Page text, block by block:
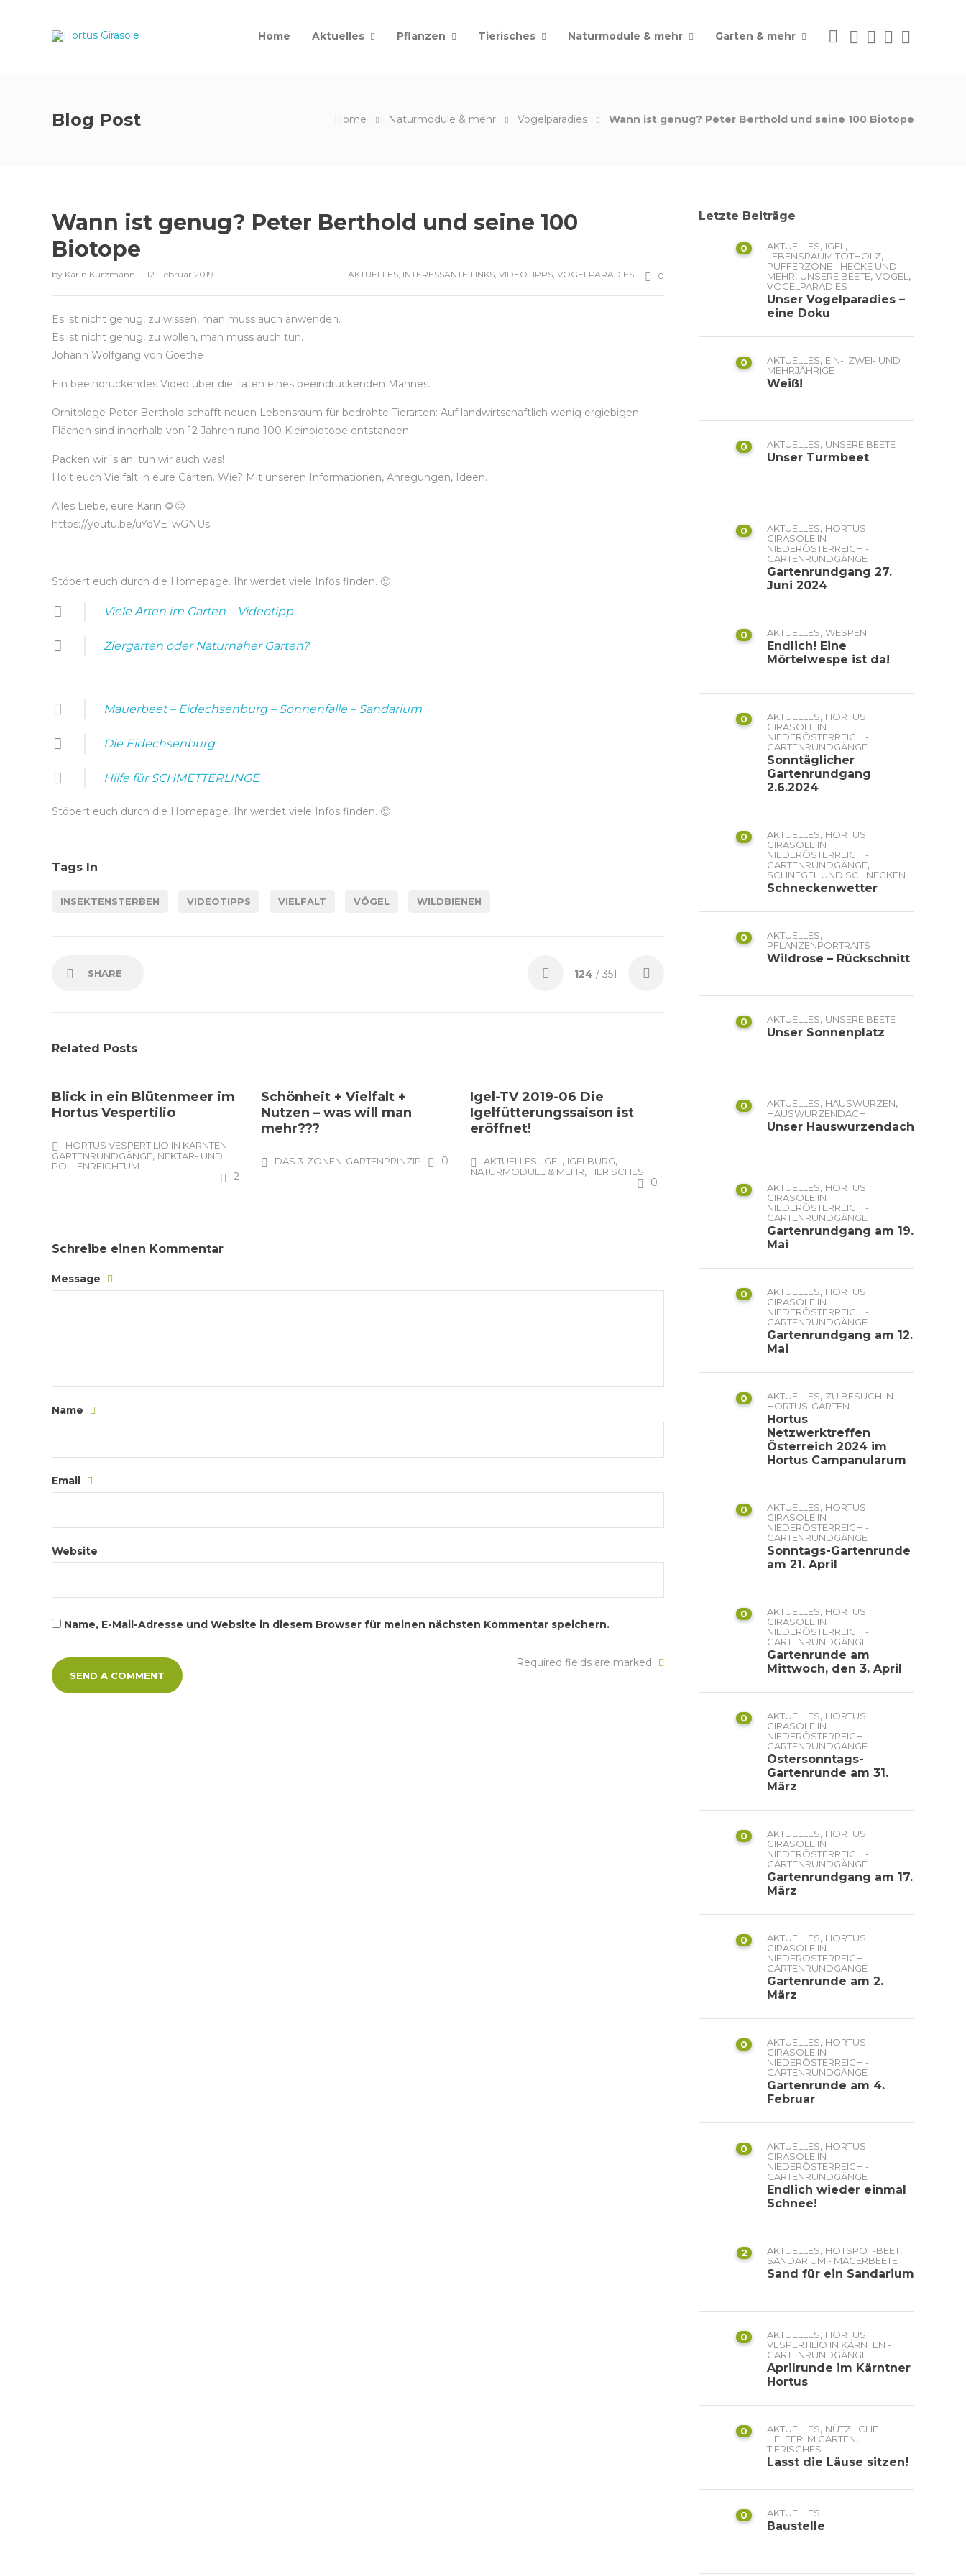
Home Aktuelles Pflanzen Tierisches Naturmodule & mehr Garten & mehr
Blog Post Home Naturmodule & mehr Vogelparadies Wann ist genug? Peter Berthold und seine 100 Biotope
Wann ist genug? Peter Berthold und seine 100
Biotope
by Karin Kurzmann 12. Februar 2019 AKTUELLES, INTERESSANTE LINKS, VIDEOTIPPS, VOGELPARADIES 0
Es ist nicht genug, zu wissen, man muss auch anwenden.
Es ist nicht genug, zu wollen, man muss auch tun.
Johann Wolfgang von Goethe
Ein beeindruckendes Video über die Taten eines beeindruckenden Mannes.
Ornitologe Peter Berthold schafft neuen Lebensraum für bedrohte Tierarten: Auf landwirtschaftlich wenig ergiebigen
Flächen sind innerhalb von 12 Jahren rund 100 Kleinbiotope entstanden.
Packen wir´s an: tun wir auch was!
Holt euch Vielfalt in eure Gärten. Wie? Mit unseren Informationen, Anregungen, Ideen.
Alles Liebe, eure Karin 🌻😊
https://youtu.be/uYdVE1wGNUs
Stöbert euch durch die Homepage. Ihr werdet viele Infos finden. 🙂
Viele Arten im Garten – Videotipp
Ziergarten oder Naturnaher Garten?
Mauerbeet – Eidechsenburg – Sonnenfalle – Sandarium
Die Eidechsenburg
Hilfe für SCHMETTERLINGE
Stöbert euch durch die Homepage. Ihr werdet viele Infos finden. 🙂
Tags In
INSEKTENSTERBEN VIDEOTIPPS VIELFALT VÖGEL WILDBIENEN
SHARE 124 / 351
Related Posts
Blick in ein Blütenmeer im
Hortus Vespertilio
HORTUS VESPERTILIO IN KÄRNTEN -
GARTENRUNDGÄNGE, NEKTAR- UND
POLLENREICHTUM
2
Schönheit + Vielfalt +
Nutzen – was will man
mehr???
DAS 3-ZONEN-GARTENPRINZIP 0
Igel-TV 2019-06 Die
Igelfütterungssaison ist
eröffnet!
AKTUELLES, IGEL , IGELBURG,
NATURMODULE & MEHR,TIERISCHES
0
Schreibe einen Kommentar
Message
Name
Email
Website
Name, E-Mail-Adresse und Website in diesem Browser für meinen nächsten Kommentar speichern.
Required fields are marked
Letzte Beiträge
0 AKTUELLES, IGEL ,
LEBENSRAUM TOTHOLZ,
PUFFERZONE - HECKE UND
MEHR, UNSERE BEETE, VÖGEL ,
VOGELPARADIES
Unser Vogelparadies –
eine Doku
0 AKTUELLES, EIN-, ZWEI- UND
MEHRJÄHRIGE
Weiß!
0 AKTUELLES, UNSERE BEETE
Unser Turmbeet
0 AKTUELLES, HORTUS
GIRASOLE IN
NIEDERÖSTERREICH -
GARTENRUNDGÄNGE
Gartenrundgang 27.
Juni 2024
0 AKTUELLES, WESPEN
Endlich! Eine
Mörtelwespe ist da!
0 AKTUELLES, HORTUS
GIRASOLE IN
NIEDERÖSTERREICH -
GARTENRUNDGÄNGE
Sonntäglicher
Gartenrundgang
2.6.2024
0 AKTUELLES, HORTUS
GIRASOLE IN
NIEDERÖSTERREICH -
GARTENRUNDGÄNGE,
SCHNEGEL UND SCHNECKEN
Schneckenwetter
0 AKTUELLES,
PFLANZENPORTRAITS
Wildrose – Rückschnitt
0 AKTUELLES, UNSERE BEETE
Unser Sonnenplatz
0 AKTUELLES, HAUSWURZEN,
HAUSWURZENDACH
Unser Hauswurzendach
0 AKTUELLES, HORTUS
GIRASOLE IN
NIEDERÖSTERREICH -
GARTENRUNDGÄNGE
Gartenrundgang am 19.
Mai
0 AKTUELLES, HORTUS
GIRASOLE IN
NIEDERÖSTERREICH -
GARTENRUNDGÄNGE
Gartenrundgang am 12.
Mai
0 AKTUELLES, ZU BESUCH IN
HORTUS-GÄRTEN
Hortus
Netzwerktreffen
Österreich 2024 im
Hortus Campanularum
0 AKTUELLES, HORTUS
GIRASOLE IN
NIEDERÖSTERREICH -
GARTENRUNDGÄNGE
Sonntags-Gartenrunde
am 21. April
0 AKTUELLES, HORTUS
GIRASOLE IN
NIEDERÖSTERREICH -
GARTENRUNDGÄNGE
Gartenrunde am
Mittwoch, den 3. April
0 AKTUELLES, HORTUS
GIRASOLE IN
NIEDERÖSTERREICH -
GARTENRUNDGÄNGE
Ostersonntags-
Gartenrunde am 31.
März
0 AKTUELLES, HORTUS
GIRASOLE IN
NIEDERÖSTERREICH -
GARTENRUNDGÄNGE
Gartenrundgang am 17.
März
0 AKTUELLES, HORTUS
GIRASOLE IN
NIEDERÖSTERREICH -
GARTENRUNDGÄNGE
Gartenrunde am 2.
März
0 AKTUELLES, HORTUS
GIRASOLE IN
NIEDERÖSTERREICH -
GARTENRUNDGÄNGE
Gartenrunde am 4.
Februar
0 AKTUELLES, HORTUS
GIRASOLE IN
NIEDERÖSTERREICH -
GARTENRUNDGÄNGE
Endlich wieder einmal
Schnee!
2 AKTUELLES, HOTSPOT-BEET,
SANDARIUM - MAGERBEETE
Sand für ein Sandarium
0 AKTUELLES, HORTUS
VESPERTILIO IN KÄRNTEN -
GARTENRUNDGÄNGE
Aprilrunde im Kärntner
Hortus
0 AKTUELLES, NÜTZLICHE
HELFER IM GARTEN,
TIERISCHES
Lasst die Läuse sitzen!
0 AKTUELLES
Baustelle